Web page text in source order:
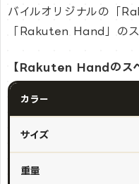
バイルオリジナルの「
「Rakuten Hand」のス
【Rakuten Handのス
カラー
サイズ
重量